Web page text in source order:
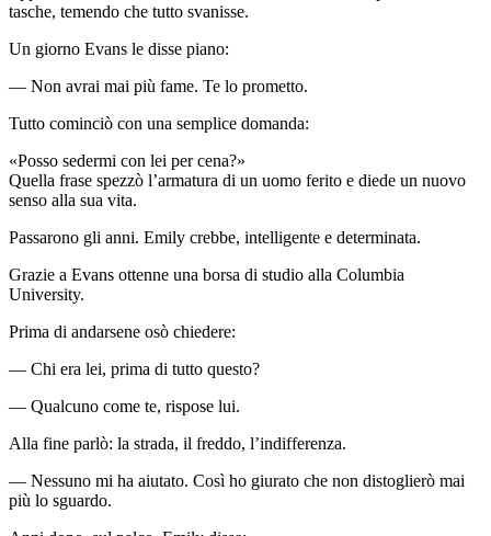
tasche, temendo che tutto svanisse.
Un giorno Evans le disse piano:
— Non avrai mai più fame. Te lo prometto.
Tutto cominciò con una semplice domanda:
«Posso sedermi con lei per cena?»
Quella frase spezzò l’armatura di un uomo ferito e diede un nuovo
senso alla sua vita.
Passarono gli anni. Emily crebbe, intelligente e determinata.
Grazie a Evans ottenne una borsa di studio alla Columbia
University.
Prima di andarsene osò chiedere:
— Chi era lei, prima di tutto questo?
— Qualcuno come te, rispose lui.
Alla fine parlò: la strada, il freddo, l’indifferenza.
— Nessuno mi ha aiutato. Così ho giurato che non distoglierò mai
più lo sguardo.